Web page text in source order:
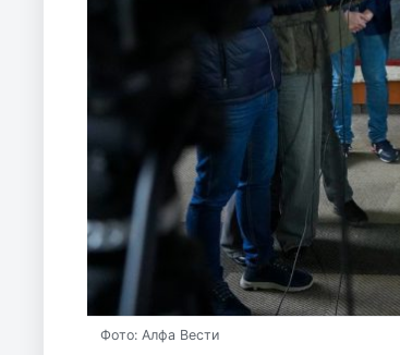
Фото: Алфа Вести